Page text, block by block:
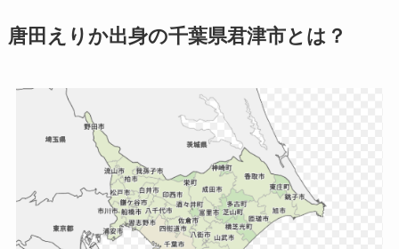
唐田えりか出身の千葉県君津市とは？